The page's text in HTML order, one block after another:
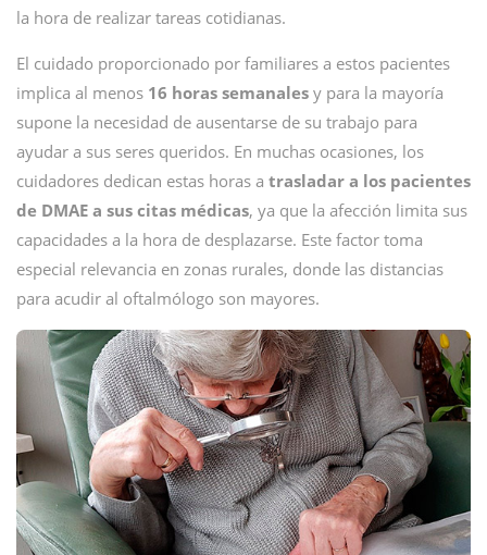
la hora de realizar tareas cotidianas.
El cuidado proporcionado por familiares a estos pacientes
implica al menos 16 horas semanales y para la mayoría
supone la necesidad de ausentarse de su trabajo para
ayudar a sus seres queridos. En muchas ocasiones, los
cuidadores dedican estas horas a trasladar a los pacientes
de DMAE a sus citas médicas, ya que la afección limita sus
capacidades a la hora de desplazarse. Este factor toma
especial relevancia en zonas rurales, donde las distancias
para acudir al oftalmólogo son mayores.